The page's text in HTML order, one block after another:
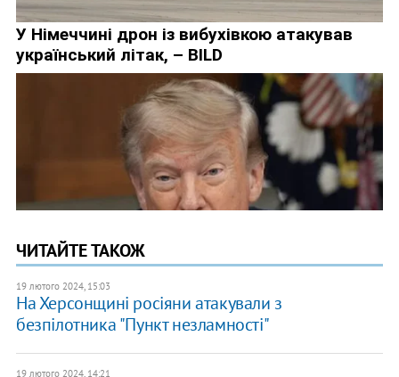
ЧИТАЙТЕ ТАКОЖ
19 лютого 2024, 15:03
На Херсонщині росіяни атакували з
безпілотника "Пункт незламності"
19 лютого 2024, 14:21